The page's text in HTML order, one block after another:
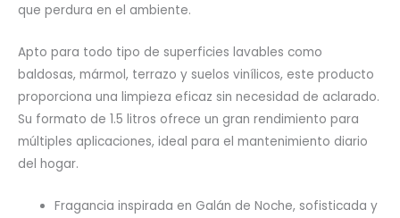
que perdura en el ambiente.
Apto para todo tipo de superficies lavables como
baldosas, mármol, terrazo y suelos vinílicos, este producto
proporciona una limpieza eficaz sin necesidad de aclarado.
Su formato de 1.5 litros ofrece un gran rendimiento para
múltiples aplicaciones, ideal para el mantenimiento diario
del hogar.
Fragancia inspirada en Galán de Noche, sofisticada y